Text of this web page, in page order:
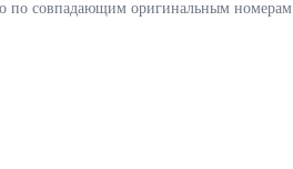
по совпадающим оригинальным номерам.